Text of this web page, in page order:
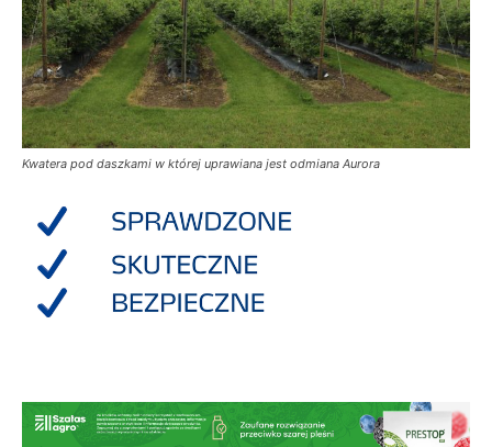
Kwatera pod daszkami w której uprawiana jest odmiana Aurora